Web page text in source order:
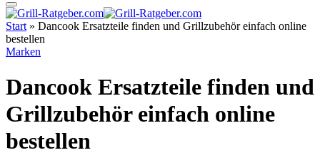
Start » Dancook Ersatzteile finden und Grillzubehör einfach online
bestellen
Marken
Dancook Ersatzteile finden und
Grillzubehör einfach online
bestellen